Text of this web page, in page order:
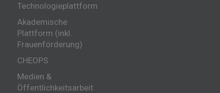
Technologieplattform
Akademische
Plattform (inkl.
Frauenförderung)
CHEOPS
Medien &
Öffentlichkeitsarbeit